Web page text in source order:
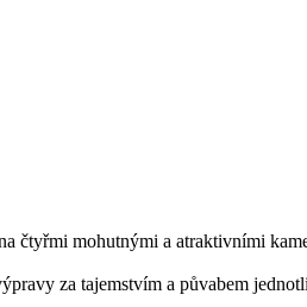
čtyřmi mohutnými a atraktivními
za tajemstvím a půvabem